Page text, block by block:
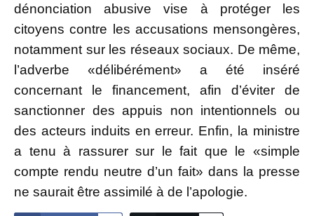
dénonciation abusive vise à protéger les
citoyens contre les accusations mensongères,
notamment sur les réseaux sociaux. De même,
l’adverbe «délibérément» a été inséré
concernant le financement, afin d’éviter de
sanctionner des appuis non intentionnels ou
des acteurs induits en erreur. Enfin, la ministre
a tenu à rassurer sur le fait que le «simple
compte rendu neutre d’un fait» dans la presse
ne saurait être assimilé à de l’apologie.